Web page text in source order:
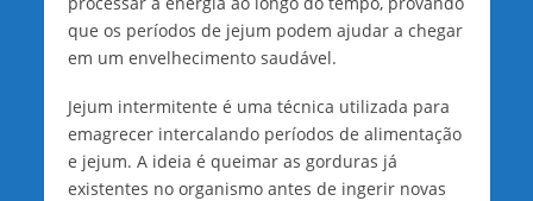
que os períodos de jejum podem ajudar a chegar
em um envelhecimento saudável.
Jejum intermitente é uma técnica utilizada para
emagrecer intercalando períodos de alimentação
e jejum. A ideia é queimar as gorduras já
existentes no organismo antes de ingerir novas